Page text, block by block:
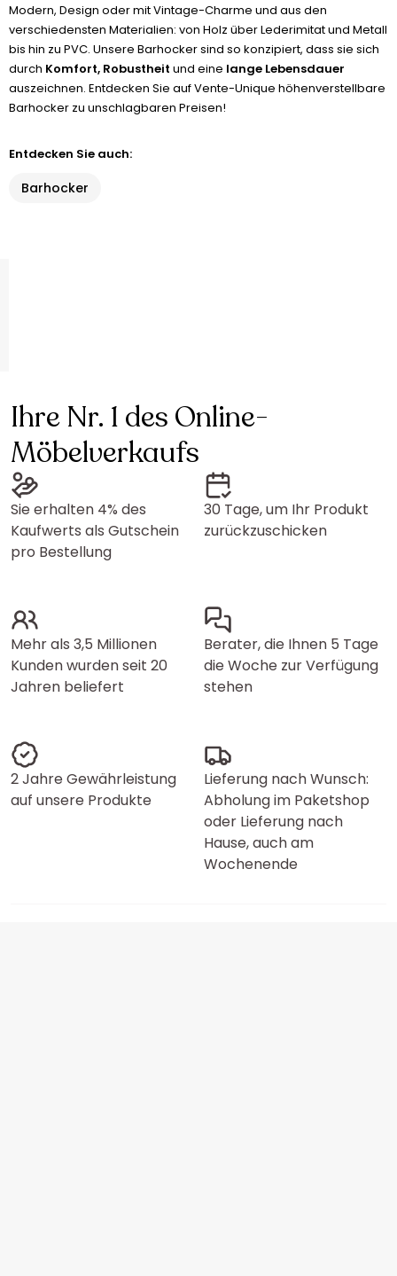
Modern, Design oder mit Vintage-Charme und aus den
verschiedensten Materialien: von Holz über Lederimitat und Metall
bis hin zu PVC. Unsere Barhocker sind so konzipiert, dass sie sich
durch Komfort, Robustheit und eine lange Lebensdauer
auszeichnen. Entdecken Sie auf Vente-Unique höhenverstellbare
Barhocker zu unschlagbaren Preisen!
Entdecken Sie auch:
Barhocker
Ihre Nr. 1 des Online-
Möbelverkaufs
Sie erhalten 4% des
Kaufwerts als Gutschein
pro Bestellung
30 Tage, um Ihr Produkt
zurückzuschicken
Mehr als 3,5 Millionen
Kunden wurden seit 20
Jahren beliefert
Berater, die Ihnen 5 Tage
die Woche zur Verfügung
stehen
2 Jahre Gewährleistung
auf unsere Produkte
Lieferung nach Wunsch:
Abholung im Paketshop
oder Lieferung nach
Hause, auch am
Wochenende